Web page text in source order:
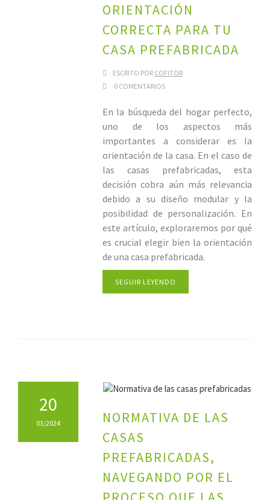
ORIENTACIÓN
CORRECTA PARA TU
CASA PREFABRICADA
ESCRITO POR COFITOR
0 COMENTARIOS
En la búsqueda del hogar perfecto,
uno de los aspectos más
importantes a considerar es la
orientación de la casa. En el caso de
las casas prefabricadas, esta
decisión cobra aún más relevancia
debido a su diseño modular y la
posibilidad de personalización. En
este artículo, exploraremos por qué
es crucial elegir bien la orientación
de una casa prefabricada.
SEGUIR LEYENDO
20
03/2024
NORMATIVA DE LAS
CASAS
PREFABRICADAS,
NAVEGANDO POR EL